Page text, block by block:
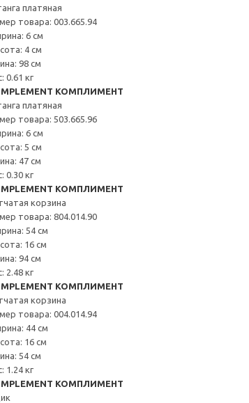
платяная
товара: 003.665.94
6 см
4 см
98 см
0.61 кг
КОМПЛИМЕНТ
платяная
товара: 503.665.96
6 см
5 см
47 см
0.30 кг
КОМПЛИМЕНТ
корзина
товара: 804.014.90
54 см
16 см
94 см
2.48 кг
КОМПЛИМЕНТ
корзина
товара: 004.014.94
44 см
16 см
54 см
1.24 кг
КОМПЛИМЕНТ